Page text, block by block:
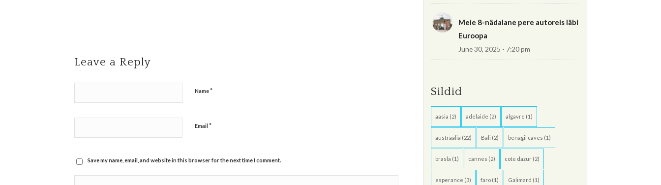
Leave a Reply
Name*
Email *
Save my name, email, and website in this browser for the next time I comment.
Meie 8-nädalane pere autoreis läbi
Euroopa
June 30, 2025 - 7:20 pm
Sildid
aasia (2) adelaide (2) algavre (1)
austraalia (22) Bali (2) benagil caves (1)
brasla (1) cannes (2) cote dazur(2)
esperance (3) faro(1) Galimard (1)